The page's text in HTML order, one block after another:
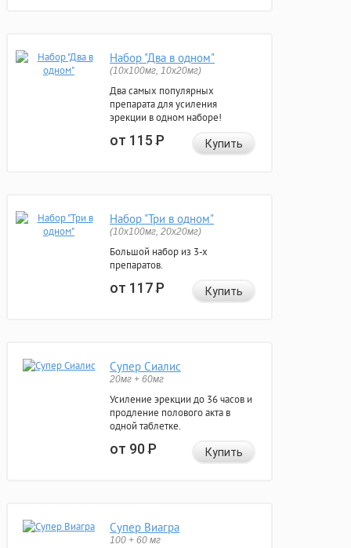
Набор "Два в одном"
(10x100мг, 10x20мг)
Два самых популярных
препарата для усиления
эрекции в одном наборе!
от 115Р Купить
Набор "Три в одном"
(10x100мг, 20x20мг)
Большой набор из 3-х
препаратов.
от 117Р Купить
Супер Сиалис
20мг + 60мг
Усиление эрекции до 36 часов и
продление полового акта в
одной таблетке.
от 90Р Купить
Супер Виагра
100 + 60 мг